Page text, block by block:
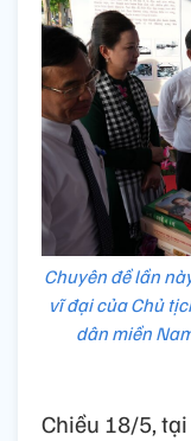
Chuyên đề lần
vĩ đại của Chủ
dân miền
Chiều 18/5,